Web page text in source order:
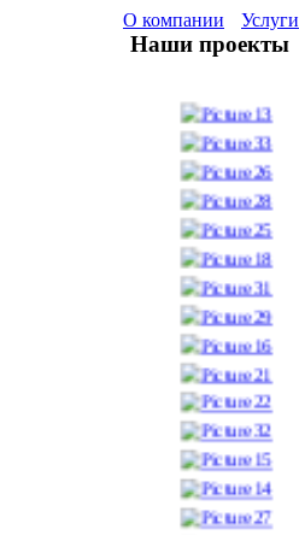
О компании Услуги
Наши проекты